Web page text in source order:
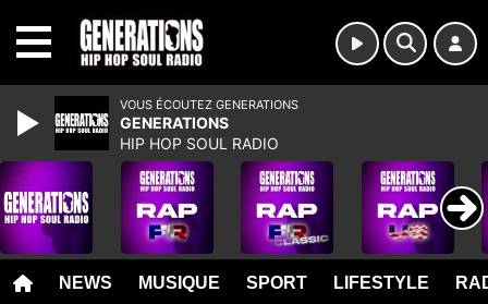
NEWS MUSIQUE SPORT LIFESTYLE
VOUS ÉCOUTEZ GENERATIONS
GENERATIONS
HIP HOP SOUL RADIO